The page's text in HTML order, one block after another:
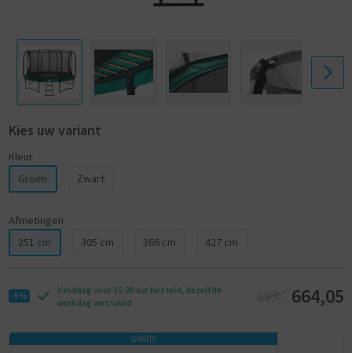
antislip profiel is de ladder voor kinderen extra veilig.
Kenmerken:
- Buitengewoon robuuste frameconstructie;
- Uitgerust met extra veel lange conische veren voor de meest ultieme
springervaring;
- Uitzonderlijk sterke en weerbestendige veiligheidsrand van extra dik
PVC;
- Inclusief ladder.
Kies uw variant
Kleur
Groen
Zwart
Afmetingen
251 cm
305 cm 366 cm 427 cm
-5%
Vandaag voor 15:00 uur besteld, dezelfde
werkdag verstuurd
664,05
GRATIS